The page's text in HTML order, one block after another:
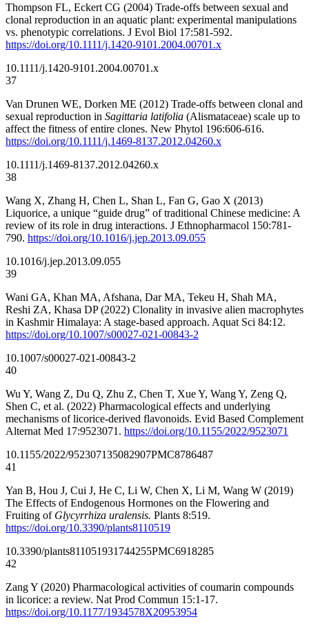
Thompson FL, Eckert CG (2004) Trade-offs between sexual and
clonal reproduction in an aquatic plant: experimental manipulations
vs. phenotypic correlations. J Evol Biol 17:581-592.
https://doi.org/10.1111/j.1420-9101.2004.00701.x
10.1111/j.1420-9101.2004.00701.x
37
Van Drunen WE, Dorken ME (2012) Trade-offs between clonal and
sexual reproduction in Sagittaria latifolia (Alismataceae) scale up to
affect the fitness of entire clones. New Phytol 196:606-616.
https://doi.org/10.1111/j.1469-8137.2012.04260.x
10.1111/j.1469-8137.2012.04260.x
38
Wang X, Zhang H, Chen L, Shan L, Fan G, Gao X (2013)
Liquorice, a unique “guide drug” of traditional Chinese medicine: A
review of its role in drug interactions. J Ethnopharmacol 150:781-
790. https://doi.org/10.1016/j.jep.2013.09.055
10.1016/j.jep.2013.09.055
39
Wani GA, Khan MA, Afshana, Dar MA, Tekeu H, Shah MA,
Reshi ZA, Khasa DP (2022) Clonality in invasive alien macrophytes
in Kashmir Himalaya: A stage-based approach. Aquat Sci 84:12.
https://doi.org/10.1007/s00027-021-00843-2
10.1007/s00027-021-00843-2
40
Wu Y, Wang Z, Du Q, Zhu Z, Chen T, Xue Y, Wang Y, Zeng Q,
Shen C, et al. (2022) Pharmacological effects and underlying
mechanisms of licorice-derived flavonoids. Evid Based Complement
Alternat Med 17:9523071. https://doi.org/10.1155/2022/9523071
10.1155/2022/952307135082907PMC8786487
41
Yan B, Hou J, Cui J, He C, Li W, Chen X, Li M, Wang W (2019)
The Effects of Endogenous Hormones on the Flowering and
Fruiting of Glycyrrhiza uralensis. Plants 8:519.
https://doi.org/10.3390/plants8110519
10.3390/plants811051931744255PMC6918285
42
Zang Y (2020) Pharmacological activities of coumarin compounds
in licorice: a review. Nat Prod Commun 15:1-17.
https://doi.org/10.1177/1934578X20953954